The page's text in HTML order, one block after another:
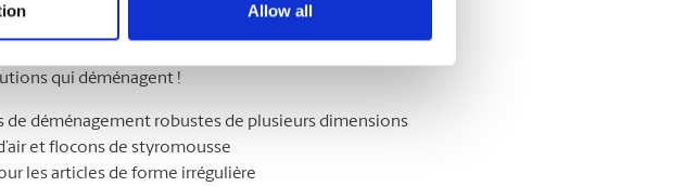
Allow all
de déménagement
qui déménagent !
de déménagement robustes de plusieurs dimensions
et flocons de styromousse
les articles de forme irrégulière